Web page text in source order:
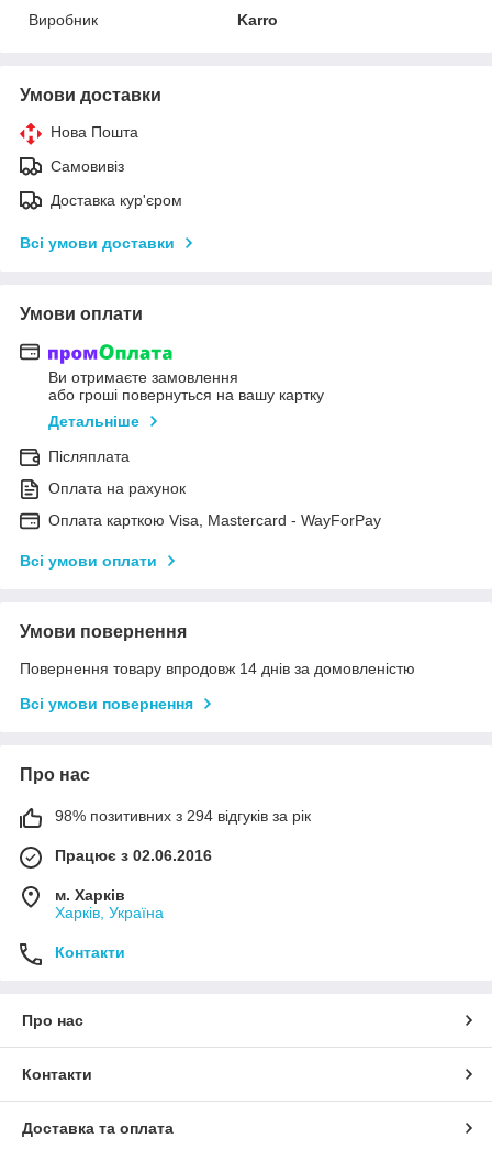
Виробник
Karro
Умови доставки
Нова Пошта
Самовивіз
Доставка кур'єром
Всі умови доставки
Умови оплати
Ви отримаєте замовлення
або гроші повернуться на вашу картку
Детальніше
Післяплата
Оплата на рахунок
Оплата карткою Visa, Mastercard - WayForPay
Всі умови оплати
Умови повернення
Повернення товару впродовж 14 днів за домовленістю
Всі умови повернення
Про нас
98% позитивних з 294 відгуків за рік
Працює з 02.06.2016
м. Харків
Харків, Україна
Контакти
Про нас
Контакти
Доставка та оплата